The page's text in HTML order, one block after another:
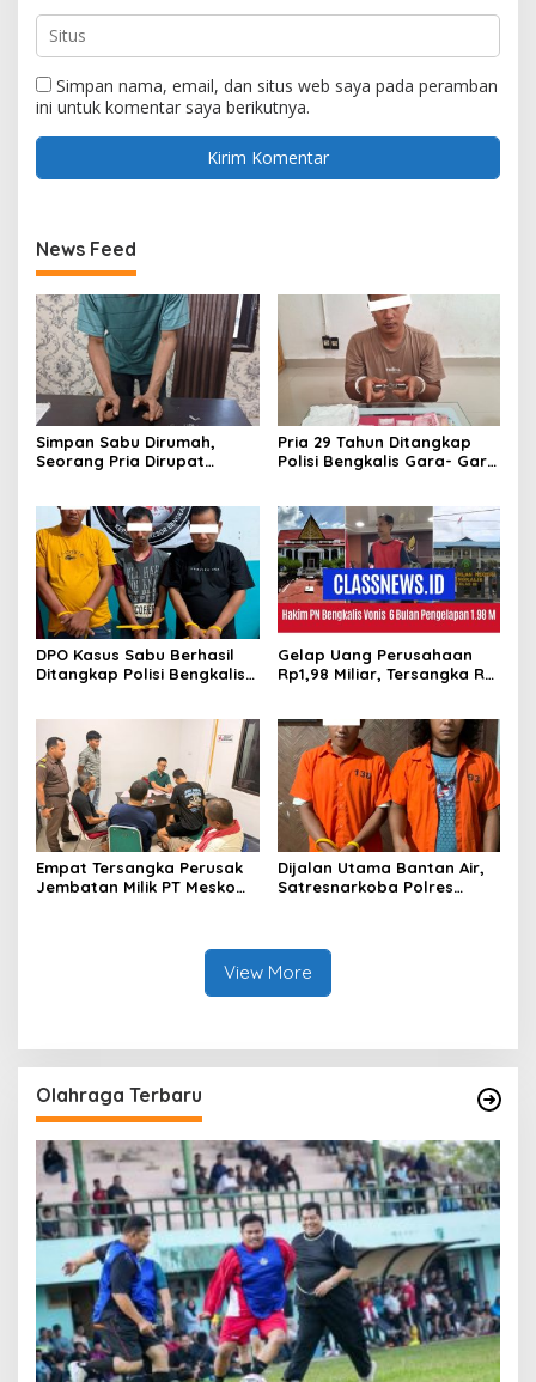
Simpan nama, email, dan situs web saya pada peramban
ini untuk komentar saya berikutnya.
News Feed
Simpan Sabu Dirumah,
Seorang Pria Dirupat
Pria 29 Tahun Ditangkap
Polisi Bengkalis Gara- Gara
DPO Kasus Sabu Berhasil
Ditangkap Polisi Bengkalis,
Gelap Uang Perusahaan
Rp1,98 Miliar, Tersangka RS
Banding
Empat Tersangka Perusak
Jembatan Milik PT Meskom
Dijalan Utama Bantan Air,
Satresnarkoba Polres
View More
Olahraga Terbaru